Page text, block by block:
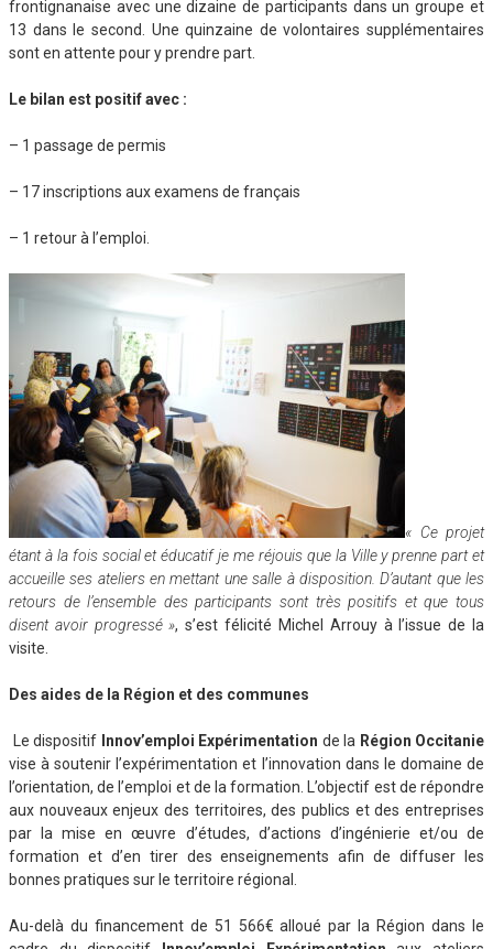
frontignanaise avec une dizaine de participants dans un groupe et
13 dans le second. Une quinzaine de volontaires supplémentaires
sont en attente pour y prendre part.
Le bilan est positif avec :
– 1 passage de permis
– 17 inscriptions aux examens de français
– 1 retour à l’emploi.
« Ce projet
étant à la fois social et éducatif je me réjouis que la Ville y prenne part et
accueille ses ateliers en mettant une salle à disposition. D’autant que les
retours de l’ensemble des participants sont très positifs et que tous
disent avoir progressé », s’est félicité Michel Arrouy à l’issue de la
visite.
Des aides de la Région et des communes
Le dispositif Innov’emploi Expérimentation de la Région Occitanie
vise à soutenir l’expérimentation et l’innovation dans le domaine de
l’orientation, de l’emploi et de la formation. L’objectif est de répondre
aux nouveaux enjeux des territoires, des publics et des entreprises
par la mise en œuvre d’études, d’actions d’ingénierie et/ou de
formation et d’en tirer des enseignements afin de diffuser les
bonnes pratiques sur le territoire régional.
Au-delà du financement de 51 566€ alloué par la Région dans le